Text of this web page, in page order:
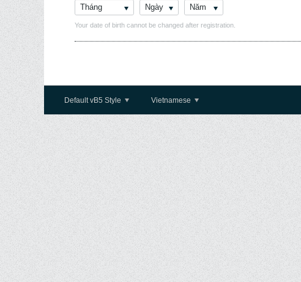
Tháng Ngày Năm
Your date of birth cannot be changed after registration.
Default vB5 Style Vietnamese